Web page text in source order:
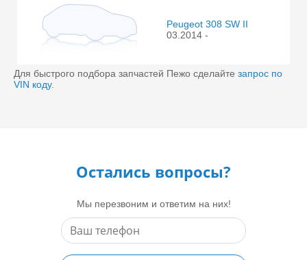
Peugeot 308 SW II
03.2014 -
Для быстрого подбора запчастей Пежо сделайте запрос по
VIN коду.
Остались вопросы?
Мы перезвоним и ответим на них!